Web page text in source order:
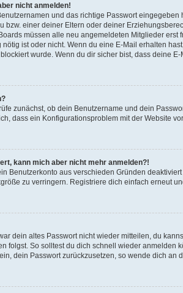
nicht anmelden!
und das richtige Passwort
bzw. einer deiner Eltern oder deiner
müssen alle neu angemeldeten Mitglieder
ist oder nicht. Wenn du eine E-Mail erhalten
wurde. Wenn du dir sicher bist, dass deine
zunächst, ob dein Benutzername und dein
dass ein Konfigurationsproblem mit der Website
kann mich aber nicht mehr anmelden?!
Benutzerkonto aus verschieden Gründen
zu verringern. Registriere dich einfach erneut
dein altes Passwort nicht wieder mitteilen, du
folgst. So solltest du dich schnell wieder anmelden
dein Passwort zurückzusetzen, so wende dich an